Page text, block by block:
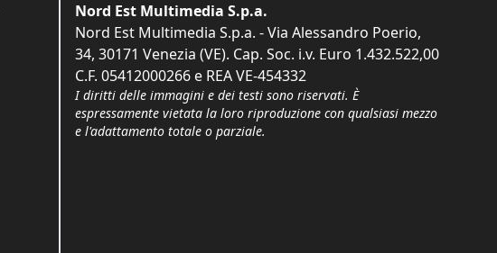
Nord Est Multimedia S.p.a.
Nord Est Multimedia S.p.a. - Via Alessandro Poerio,
34, 30171 Venezia (VE). Cap. Soc. i.v. Euro 1.432.522,00
C.F. 05412000266 e REA VE-454332
I diritti delle immagini e dei testi sono riservati. È
espressamente vietata la loro riproduzione con qualsiasi mezzo
e l'adattamento totale o parziale.